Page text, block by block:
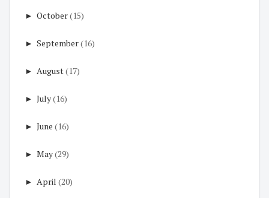
► October(15)
► September(16)
► August(17)
► July(16)
► June (16)
► May(29)
► April (20)